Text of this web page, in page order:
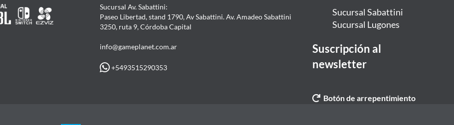
Sucursal Av. Sabattini:
Paseo Libertad, stand 1790, Av Sabattini. Av. Amadeo Sabattini
3250, ruta 9, Córdoba Capital
info@gameplanet.com.ar
+5493515290353
Sucursal Sabattini
Sucursal Lugones
Suscripción al
newsletter
Botón de arrepentimiento